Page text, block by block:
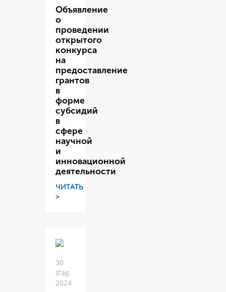
Объявление
о
проведении
открытого
конкурса
на
предоставление
грантов
в
форме
субсидий
в
сфере
научной
и
инновационной
деятельности
ЧИТАТЬ
>
30
d’ag.
2024